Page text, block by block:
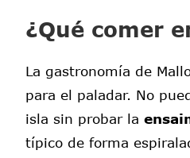
¿Qué comer
La gastronomía de
para el paladar. No
isla sin probar la
típico de forma